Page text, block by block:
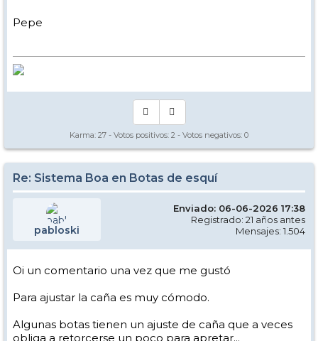
Pepe
Karma: 27 - Votos positivos: 2 - Votos negativos: 0
Re: Sistema Boa en Botas de esquí
pabloski
Enviado: 06-06-2026 17:38
Registrado: 21 años antes
Mensajes: 1.504
Oi un comentario una vez que me gustó
Para ajustar la caña es muy cómodo.
Algunas botas tienen un ajuste de caña que a veces
obliga a retorcerse un poco para apretar...